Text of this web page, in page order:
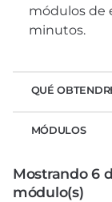
módulos de
minutos.
QUÉ
MÓDULOS
Mostrando 6
módulo(s)